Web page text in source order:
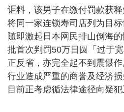
讵料，该男子在缴付罚款获
将同一家连锁寿司店列为目
随即激起日本网民排山倒海
批首次判罚50万日圆「过于
正反省，亦完全起不到震慑
行业造成严重的商誉及经济损
目前正考虑循法律途径向疑犯